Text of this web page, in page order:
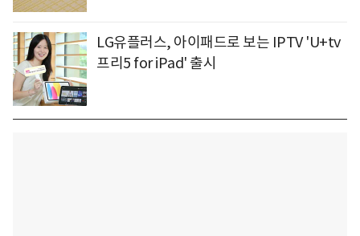
LG유플러스, 아이패드로 보는 IPTV 'U+tv
프리5 for iPad' 출시